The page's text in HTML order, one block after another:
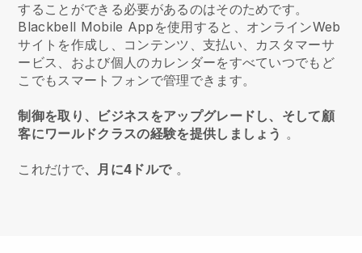
することができる必要があるのはそのためです。
Blackbell Mobile Appを使用すると、オンラインWeb
サイトを作成し、コンテンツ、支払い、カスタマーサ
ービス、および個人のカレンダーをすべていつでもど
こでもスマートフォンで管理できます。
制御を取り、ビジネスをアップグレードし、そして顧
客にワールドクラスの経験を提供しましょう 。
これだけで、月に4ドルで。